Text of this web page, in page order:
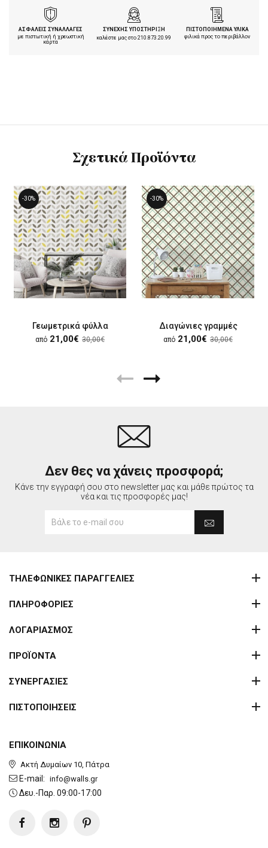
ΑΣΦΑΛΕΙΣ ΣΥΝΑΛΛΑΓΕΣ
με πιστωτική ή χρεωστική
κάρτα
ΣΥΝΕΧΗΣ ΥΠΟΣΤΗΡΙΞΗ
καλέστε μας στο210.873.20.99
ΠΙΣΤΟΠΟΙΗΜΕΝΑ ΥΛΙΚΑ
φιλικά προς το περιβάλλον
Σχετικά Προϊόντα
-30%
Γεωμετρικά φύλλα
από 21,00€ 30,00€
-30%
Διαγώνιες γραμμές
από 21,00€ 30,00€
Δεν θες να χάνεις προσφορά;
Κάνε την εγγραφή σου στο newsletter μας και μάθε πρώτος τα
νέα και τις προσφορές μας!
ΕΠΙΚΟΙΝΩΝΙΑ
Ακτή Δυμαίων 10, Πάτρα
E-mail: info@walls.gr
Δευ.-Παρ. 09:00-17:00
ΤΗΛΕΦΩΝΙΚΕΣ ΠΑΡΑΓΓΕΛΙΕΣ
ΠΛΗΡΟΦΟΡΙΕΣ
ΛΟΓΑΡΙΑΣΜΟΣ
ΠΡΟΪΟΝΤΑ
ΣΥΝΕΡΓΑΣΙΕΣ
ΠΙΣΤΟΠΟΙΗΣΕΙΣ